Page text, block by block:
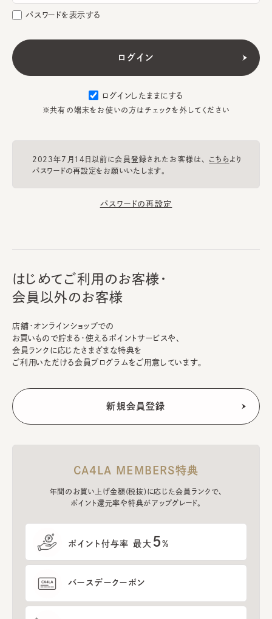
パスワードを表示する
ログインしたままにする
※共有の端末をお使いの方はチェックを外してください
2023年7月14日以前に会員登録されたお客様は、 こちらより
パスワードの再設定をお願いいたします。
パスワードの再設定
はじめてご利用のお客様・
会員以外のお客様
店舗・オンラインショップでの
お買いもので貯まる・使えるポイントサービスや、
会員ランクに応じたさまざまな特典を
ご利用いただける会員プログラムをご用意しています。
CA4LA MEMBERS特典
年間のお買い上げ金額(税抜)に応じた会員ランクで、
ポイント還元率や特典がアップグレード。
ポイント付与率 最大 5%
バースデークーポン